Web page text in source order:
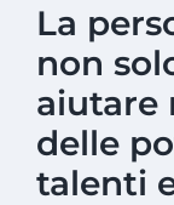
La
non
aiutare
delle
talenti